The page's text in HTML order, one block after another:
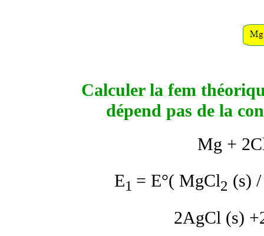
Calculer la fem
dépend pas de la
Mg +
E1 = E°( MgCl2 (s)
2AgCl (s)